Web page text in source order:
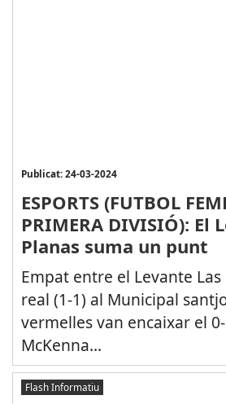
Publicat: 24-03-2024
ESPORTS (FUTBOL
PRIMERA DIVISIÓ): El
Planas suma un punt
Empat entre el Levante Las
real (1-1) al Municipal
vermelles van encaixar el
McKenna...
Flash Informatiu